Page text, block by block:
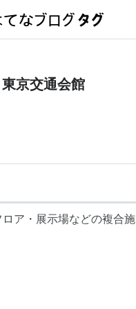
東京交通会館
ア・展示場などの複合施